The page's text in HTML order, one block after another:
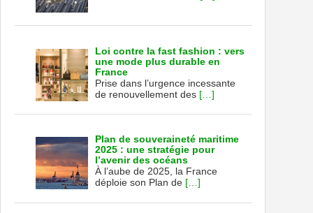
Loi contre la fast fashion : vers
une mode plus durable en
France
Prise dans l’urgence incessante
de renouvellement des […]
Plan de souveraineté maritime
2025 : une stratégie pour
l’avenir des océans
À l’aube de 2025, la France
déploie son Plan de […]